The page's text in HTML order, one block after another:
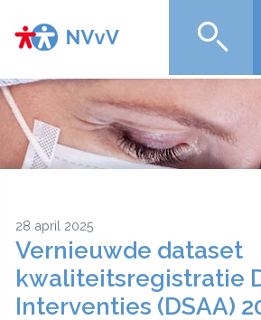
28 april 2025
Vernieuwde dataset
kwaliteitsregistratie
Interventies (DSAA)